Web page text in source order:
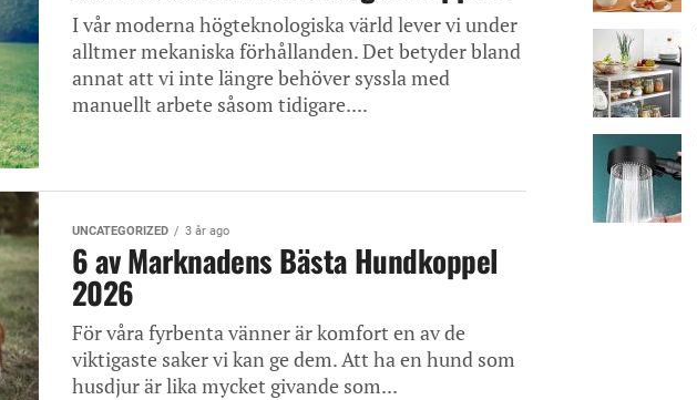
I vår moderna högteknologiska värld lever vi under
alltmer mekaniska förhållanden. Det betyder bland
annat att vi inte längre behöver syssla med
manuellt arbete såsom tidigare....
UNCATEGORIZED 3 år ago
6 av Marknadens Bästa Hundkoppel
2026
För våra fyrbenta vänner är komfort en av de
viktigaste saker vi kan ge dem. Att ha en hund som
husdjur är lika mycket givande som...